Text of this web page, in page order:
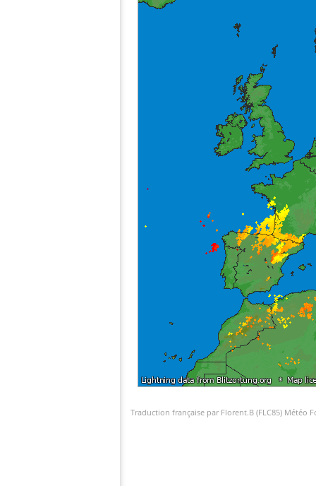
Traduction française par Florent.B (FLC85) Météo